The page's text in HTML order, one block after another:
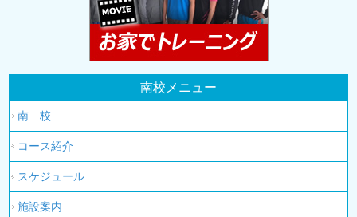
南校メニュー
南 校
コース紹介
スケジュール
施設案内